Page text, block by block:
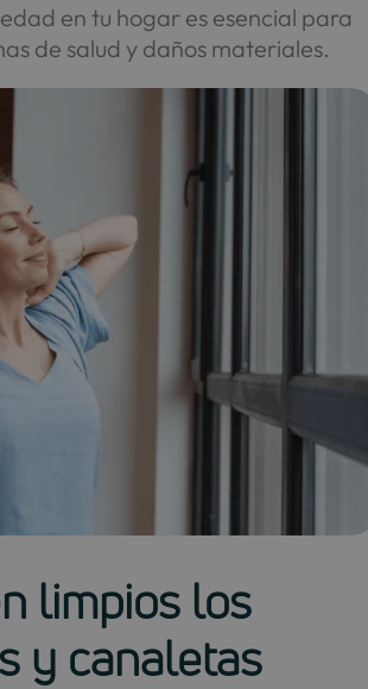
en tu hogar es esencial para
de salud y daños materiales.
limpios los
y canaletas